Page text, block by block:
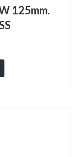
125mm.